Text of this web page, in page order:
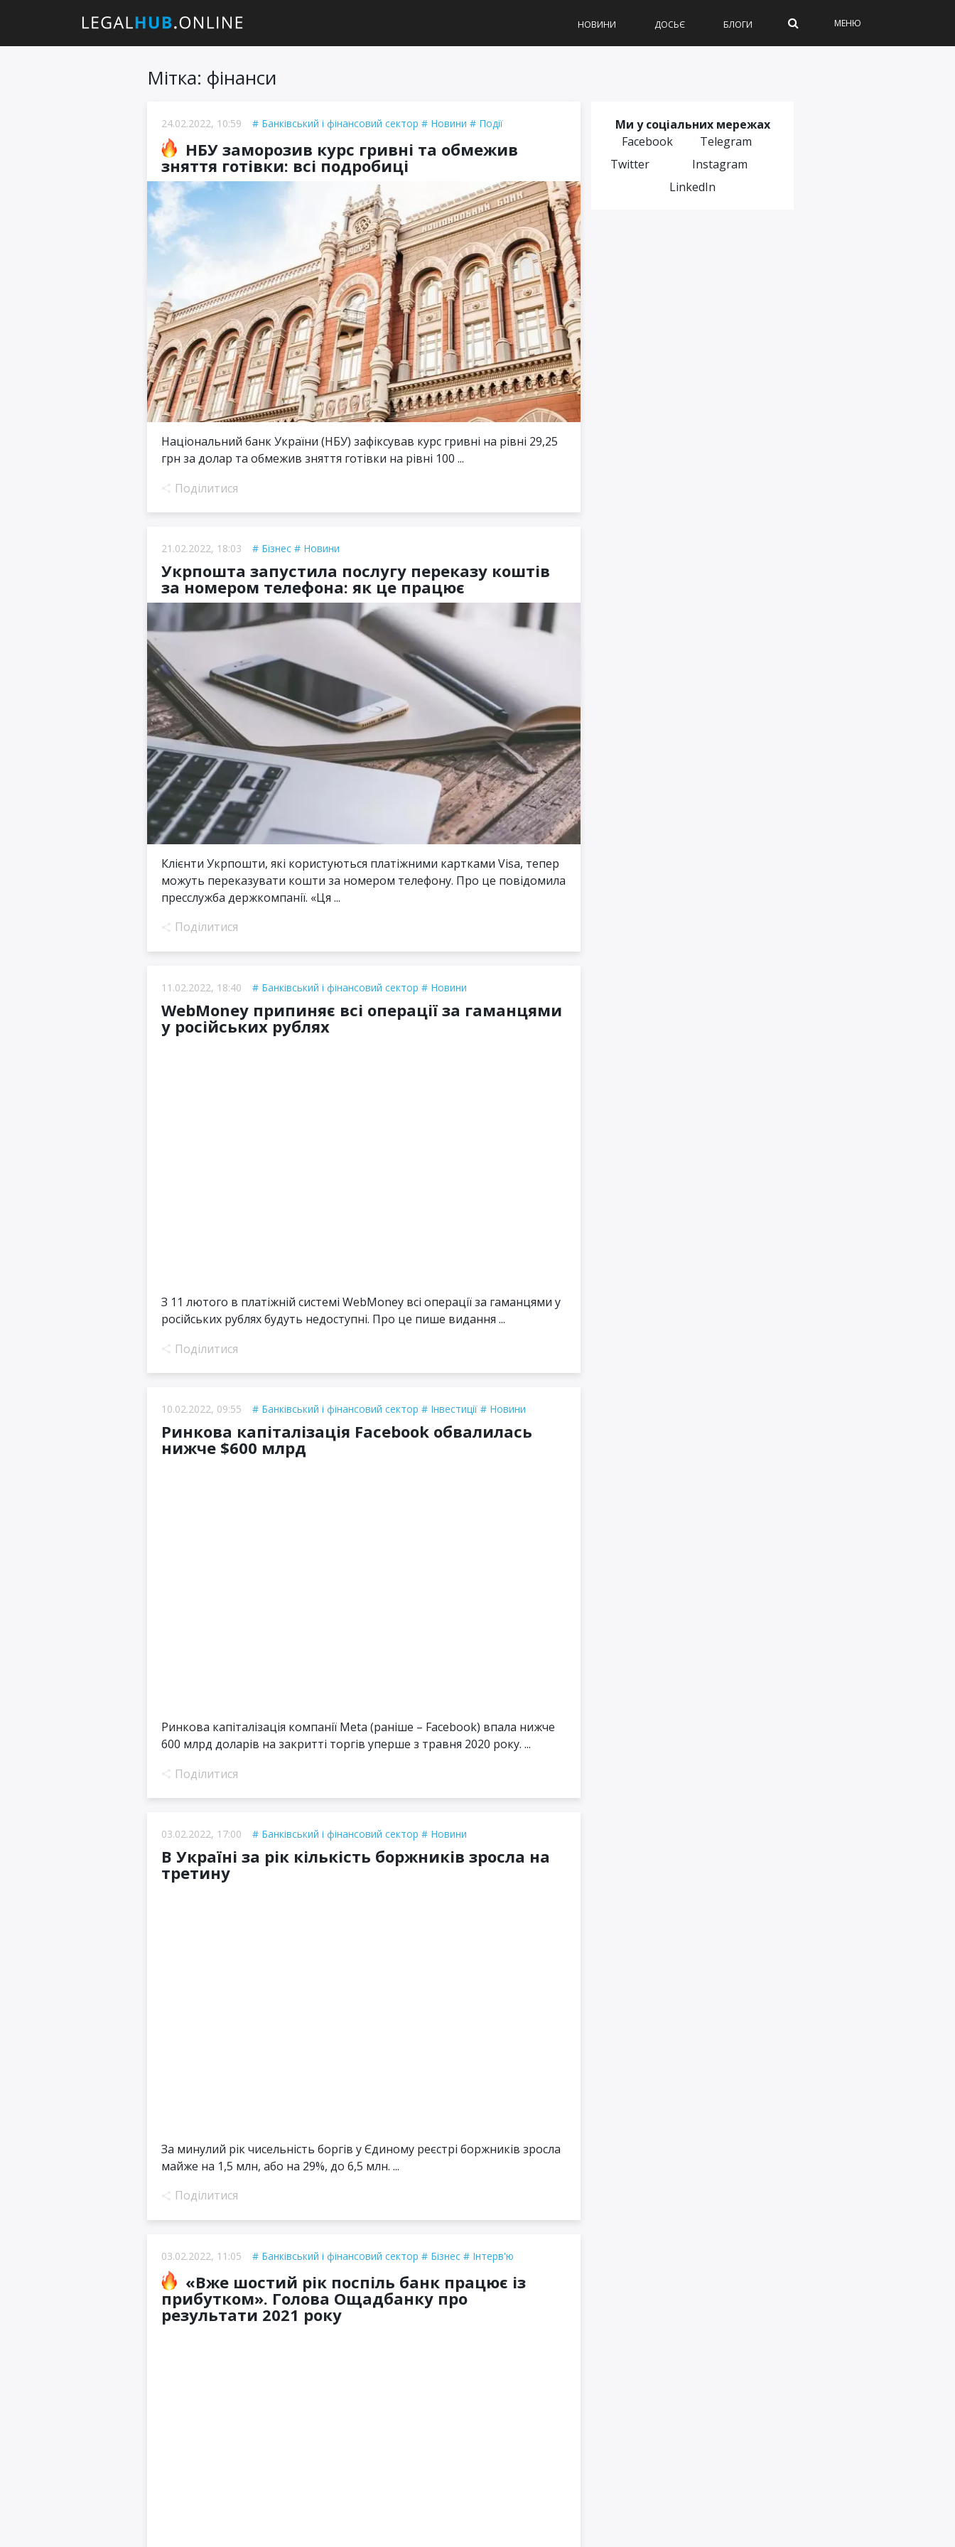
МЕНЮ
НОВИНИ ДОСЬЄ БЛОГИ
Мітка: фінанси
24.02.2022, 10:59 Банківський і фінансовий сектор Новини Події
НБУ заморозив курс гривні та обмежив
зняття готівки: всі подробиці
Національний банк України (НБУ) зафіксував курс гривні на рівні 29,25
грн за долар та обмежив зняття готівки на рівні 100 ...
Поділитися
21.02.2022, 18:03 Бізнес Новини
Укрпошта запустила послугу переказу коштів
за номером телефона: як це працює
Клієнти Укрпошти, які користуються платіжними картками Visa, тепер
можуть переказувати кошти за номером телефону. Про це повідомила
пресслужба держкомпанії. «Ця ...
Поділитися
11.02.2022, 18:40 Банківський і фінансовий сектор Новини
WebMoney припиняє всі операції за гаманцями
у російських рублях
З 11 лютого в платіжній системі WebMoney всі операції за гаманцями у
російських рублях будуть недоступні. Про це пише видання ...
Поділитися
10.02.2022, 09:55 Банківський і фінансовий сектор Інвестиції Новини
Ринкова капіталізація Facebook обвалилась
нижче $600 млрд
Ринкова капіталізація компанії Meta (раніше – Facebook) впала нижче
600 млрд доларів на закритті торгів уперше з травня 2020 року. ...
Поділитися
03.02.2022, 17:00 Банківський і фінансовий сектор Новини
В Україні за рік кількість боржників зросла на
третину
За минулий рік чисельність боргів у Єдиному реєстрі боржників зросла
майже на 1,5 млн, або на 29%, до 6,5 млн. ...
Поділитися
03.02.2022, 11:05 Банківський і фінансовий сектор Бізнес Інтерв'ю
«Вже шостий рік поспіль банк працює із
прибутком». Голова Ощадбанку про
результати 2021 року
Ми у соціальних мережах
Facebook
Telegram
Twitter
Instagram
LinkedIn